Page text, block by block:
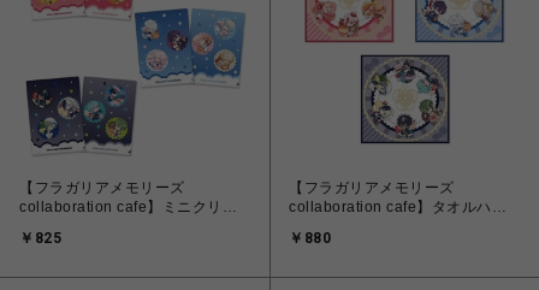
【フラガリアメモリーズ
collaboration cafe】ミニクリア
￥825
【フラガリアメモリーズ
collaboration cafe】タオルハン
￥880